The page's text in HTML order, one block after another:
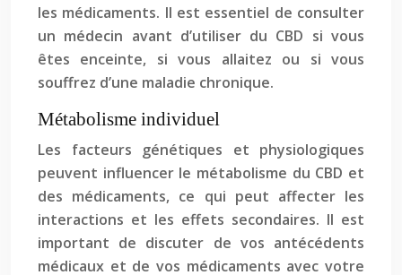
les médicaments. Il est essentiel de consulter
un médecin avant d’utiliser du CBD si vous
êtes enceinte, si vous allaitez ou si vous
souffrez d’une maladie chronique.
Métabolisme individuel
Les facteurs génétiques et physiologiques
peuvent influencer le métabolisme du CBD et
des médicaments, ce qui peut affecter les
interactions et les effets secondaires. Il est
important de discuter de vos antécédents
médicaux et de vos médicaments avec votre